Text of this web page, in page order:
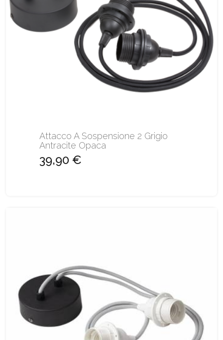
Attacco A Sospensione 2 Grigio
Antracite Opaca
39,90 €